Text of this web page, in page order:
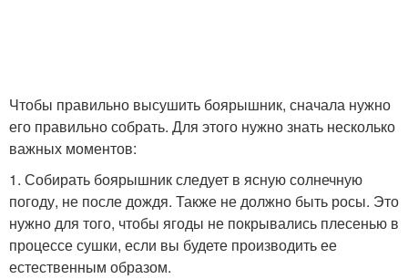
Чтобы правильно высушить боярышник, сначала нужно
его правильно собрать. Для этого нужно знать несколько
важных моментов:
1. Собирать боярышник следует в ясную солнечную
погоду, не после дождя. Также не должно быть росы. Это
нужно для того, чтобы ягоды не покрывались плесенью в
процессе сушки, если вы будете производить ее
естественным образом.